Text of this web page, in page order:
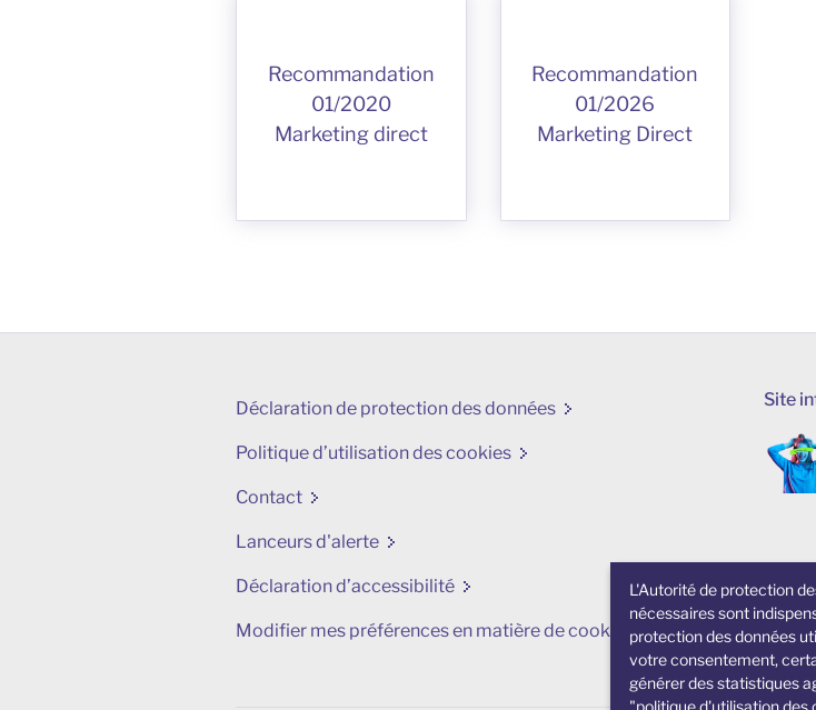
L'Autorité de protection
nécessaires sont
protection des données
votre consentement,
générer des statistiques
"politique d'utilisation des
Recommandation
01/2020
Marketing direct
Recommandation
01/2026
Marketing Direct
Déclaration de protection des données
Politique d’utilisation des cookies
Contact
Lanceurs d'alerte
Déclaration d’accessibilité
Modifier mes préférences en matière de cookies
Site